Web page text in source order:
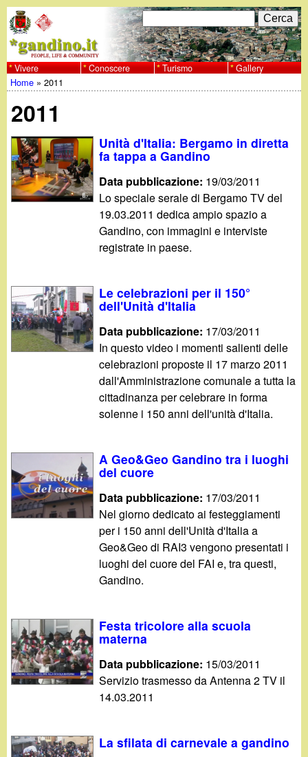
al
contenuto
w
w
w
.
g
d
i
i
t
F
o
r
d
i
r
i
c
r
c
a
C
e
r
c
Vivere Conoscere Turismo Gallery
Tu
sei
qui
Home »2011
2011
Unità d'Italia: Bergamo in diretta
fa tappa a Gandino
Data pubblicazione: 19/03/2011
Lo speciale serale di Bergamo TV del
19.03.2011 dedica ampio spazio a
Gandino, con immagini e interviste
registrate in paese.
Le celebrazioni per il 150°
dell'Unità d'Italia
Data pubblicazione: 17/03/2011
In questo video i momenti salienti delle
celebrazioni proposte il 17 marzo 2011
dall'Amministrazione comunale a tutta la
cittadinanza per celebrare in forma
solenne i 150 anni dell'unità d'Italia.
A Geo&Geo Gandino tra i luoghi
del cuore
Data pubblicazione: 17/03/2011
Nel giorno dedicato ai festeggiamenti
per i 150 anni dell'Unità d'Italia a
Geo&Geo di RAI3 vengono presentati i
luoghi del cuore del FAI e, tra questi,
Gandino.
Festa tricolore alla scuola
materna
Data pubblicazione: 15/03/2011
Servizio trasmesso da Antenna 2 TV il
14.03.2011
La sfilata di carnevale a gandino